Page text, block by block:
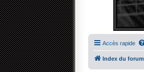
Accès rapide
Index du forum